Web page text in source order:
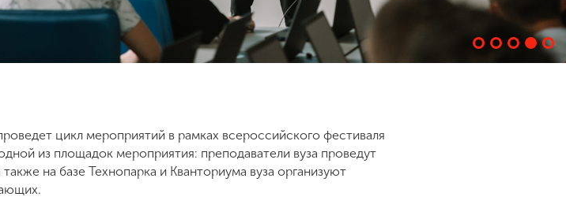
цикл мероприятий в рамках всероссийского фестиваля
из площадок мероприятия: преподаватели вуза проведут
на базе Технопарка и Кванториума вуза организуют